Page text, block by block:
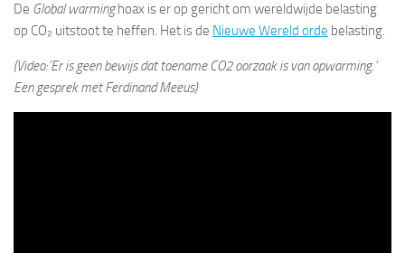
De Global warminghoax is er op gericht om wereldwijde belasting
op CO₂ uitstoot te heffen. Het is de Nieuwe Wereld orde belasting.
(Video:’Er is geen bewijs dat toename CO2 oorzaak is van opwarming.’
Een gesprek met Ferdinand Meeus)